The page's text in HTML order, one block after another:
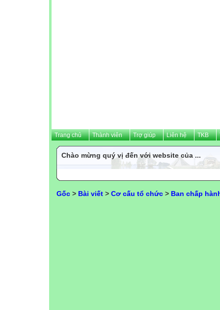
Trang chủ Thành viên Trợ giúp Liên hệ TKB
Chào mừng quý vị đến với website của ...
Gốc > Bài viết > Cơ cấu tổ chức > Ban chấp